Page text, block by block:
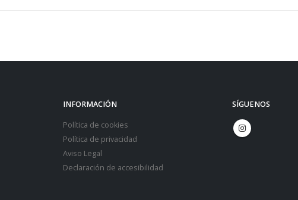
INFORMACIÓN
Política de cookies
Política de privacidad
Aviso Legal
Declaración de accesibilidad
SÍGUENOS